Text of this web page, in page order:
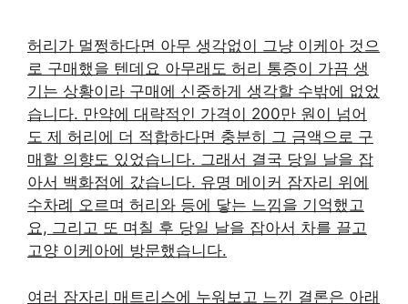
허리가 멀쩡하다면 아무 생각없이 그냥 이케아 것으
로 구매했을 텐데요 아무래도 허리 통증이 가끔 생
기는 상황이라 구매에 신중하게 생각할 수밖에 없었
습니다. 만약에 대략적인 가격이 200만 원이 넘어
도 제 허리에 더 적합하다면 충분히 그 금액으로 구
매할 의향도 있었습니다. 그래서 결국 당일 날을 잡
아서 백화점에 갔습니다. 유명 메이커 잠자리 위에
수차례 오르며 허리와 등에 닿는 느낌을 기억했고
요, 그리고 또 며칠 후 당일 날을 잡아서 차를 끌고
고양 이케아에 방문했습니다.
여러 잠자리 매트리스에 누워보고 느낀 결론은 아래